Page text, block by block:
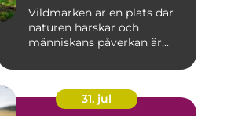
Vildmarken är en plats där
naturen härskar och
människans påverkan är...
31. jul